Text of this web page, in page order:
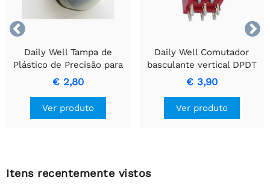


Daily Well Tampa de
Plástico de Precisão para
Mini Interruptores de
Botão.
€ 2,80
Ver produto
Daily Well Comutador
basculante vertical DPDT
ON-ON
€ 3,90
Ver produto
Itens recentemente vistos